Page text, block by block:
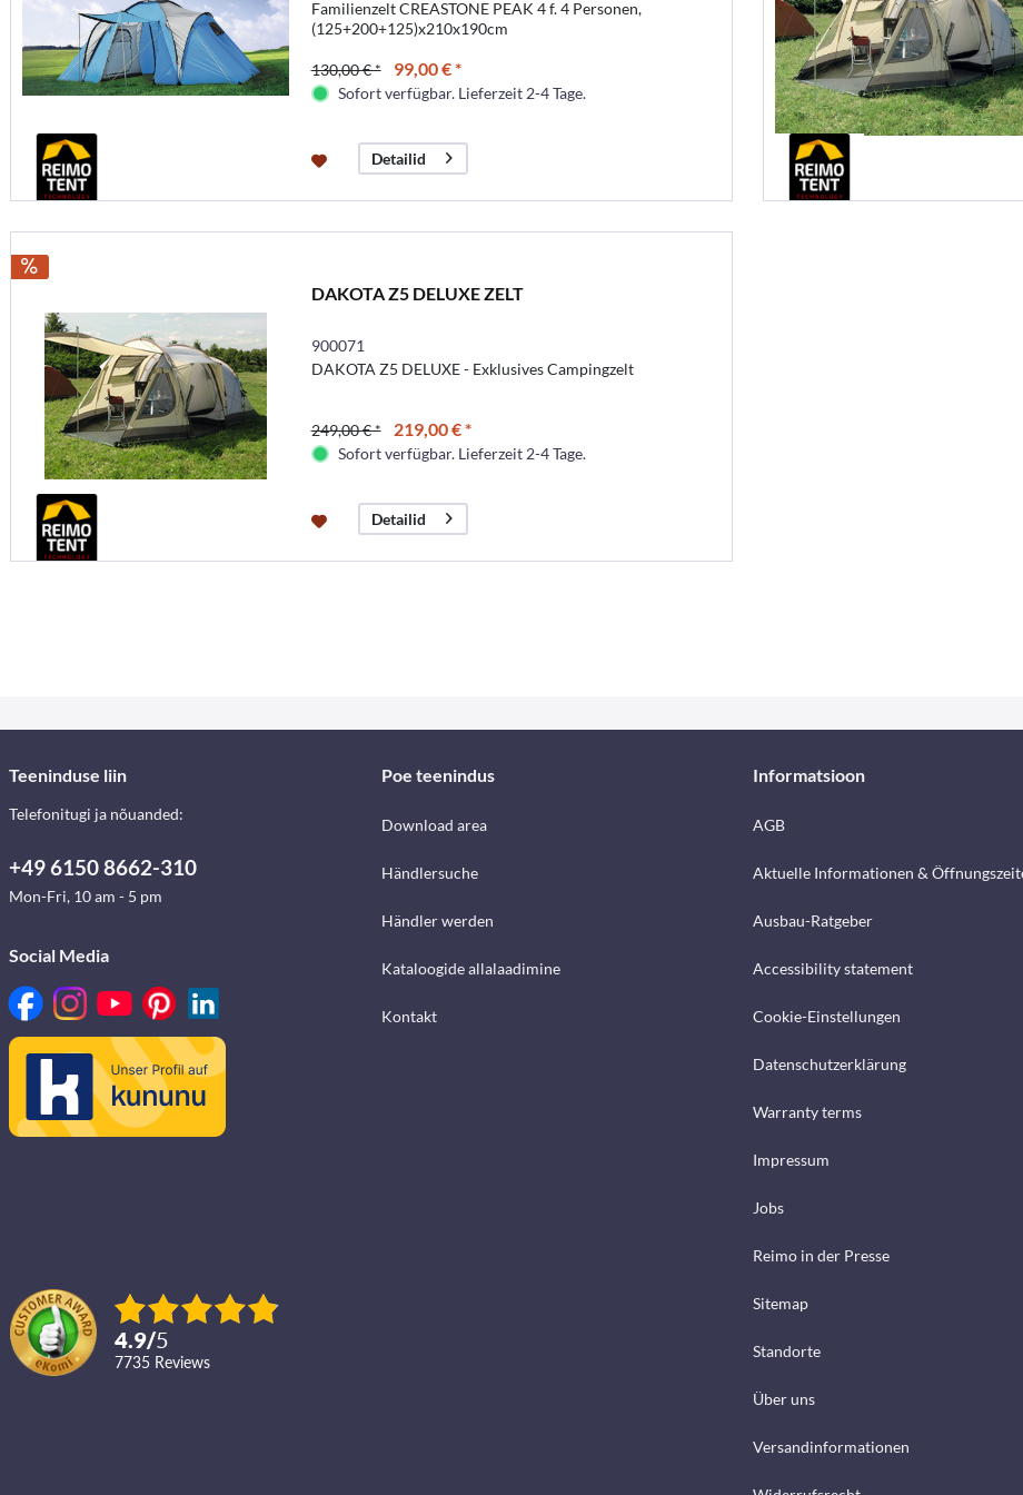
Familienzelt CREASTONE PEAK 4 f. 4 Personen,
(125+200+125)x210x190cm
130,00 € * 99,00 € *
Sofort verfügbar. Lieferzeit 2-4 Tage.
Detailid
DAKOTA Z5 DELUXE ZELT
900071
DAKOTA Z5 DELUXE - Exklusives Campingzelt
249,00 € * 219,00 € *
Sofort verfügbar. Lieferzeit 2-4 Tage.
Detailid
Teeninduse liin
Telefonitugi ja nõuanded:
+49 6150 8662-310
Mon-Fri, 10 am - 5 pm
Social Media
4.9/5
7735 reviews
Poe teenindus
Download area
Händlersuche
Händler werden
Kataloogide allalaadimine
Kontakt
Informatsioon
AGB
Aktuelle Informationen &
Ausbau-Ratgeber
Accessibility statement
Cookie-Einstellungen
Datenschutzerklärung
Warranty terms
Impressum
Jobs
Reimo in der Presse
Sitemap
Standorte
Über uns
Versandinformationen